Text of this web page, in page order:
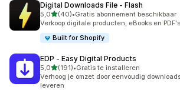
Digital Downloads File ‑ Flash
5,0van 5 sterren
(40)
40 recensies in totaal
•Gratis abonnement beschikbaar
Verkoop digitale producten, eBooks en
Built for Shopify
EDP ‑ Easy Digital Products
5,0van 5 sterren
(191)
191 recensies in totaal
•Gratis te installeren
Verhoog je omzet door eenvoudig
leveren